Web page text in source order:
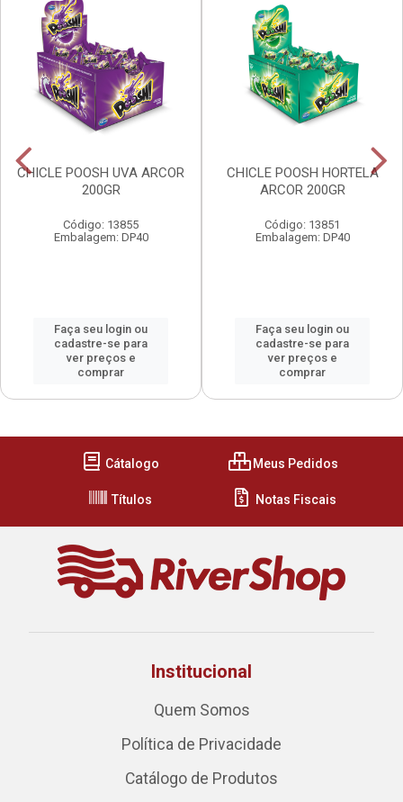
CHICLE POOSH UVA ARCOR
200GR
Código: 13855
Embalagem: DP40
Faça seu login ou
cadastre-se para
ver preços e
comprar
CHICLE POOSH HORTELA
ARCOR 200GR
Código: 13851
Embalagem: DP40
Faça seu login ou
cadastre-se para
ver preços e
comprar
Cátalogo Meus Pedidos
Títulos Notas Fiscais
Institucional
Quem Somos
Política de Privacidade
Catálogo de Produtos